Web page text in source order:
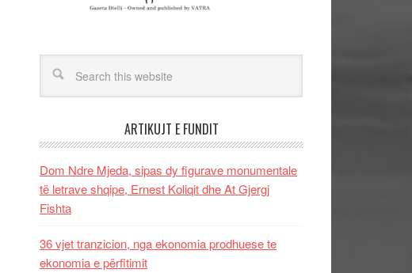
ARTIKUJT E FUNDIT
Dom Ndre Mjeda, sipas dy figurave monumentale
të letrave shqipe, Ernest Koliqit dhe At Gjergj
Fishta
36 vjet tranzicion, nga ekonomia prodhuese te
ekonomia e përfitimit